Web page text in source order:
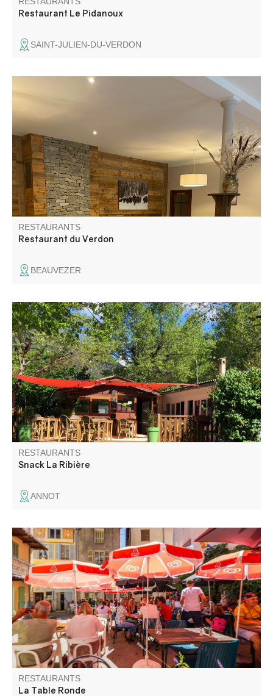
Restaurant Le Pidanoux
SAINT-JULIEN-DU-VERDON
L’hôtel Restaurant du Verdon propose petits-déjeuners et
cuisine maison en demi-pension uniquement. N’hésitez
pas à venir déguster nos spécialités et nos plats réalisés
uniquement avec des produits frais.
RESTAURANTS
Restaurant du Verdon
BEAUVEZER
Le restaurant du camping la Ribière est ouvert à tous, à la
clientèle du camping et à la clientèle extérieure. Vous
pourrez vous détendre sur notre belle terrasse ensoleillée
et y déguster nos pizzas maison, plat du jour le week-end
et bien plus encore…
RESTAURANTS
Snack La Ribière
ANNOT
Cuisine traditionnelle avec les produits de pays. Carte et
menus, formule du jour, glaces. En saison d'hiver
spécialités montagnardes. Fondues sayoyardes,
bourguignonnes, gratins de gnocchis aux cèpes, boîte
chaude au génépi.
RESTAURANTS
La Table Ronde